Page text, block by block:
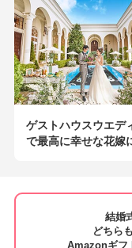
ゲストハウスウエデ
で最高に幸せな花嫁
結婚
どちら
Amazonギフ